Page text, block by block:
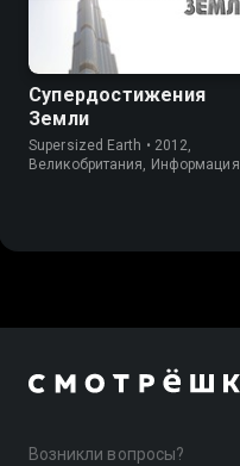
Супердостижения
Земли
Supersized Earth • 2012,
Великобритания, Информация
Возникли вопросы?